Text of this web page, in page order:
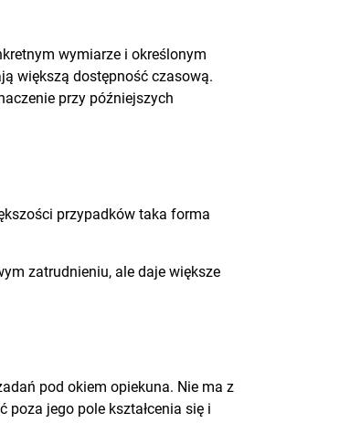
wymiarze i określonym
większą dostępność czasową.
przy późniejszych
przypadków taka forma
zatrudnieniu, ale daje większe
pod okiem opiekuna. Nie ma z
jego pole kształcenia się i